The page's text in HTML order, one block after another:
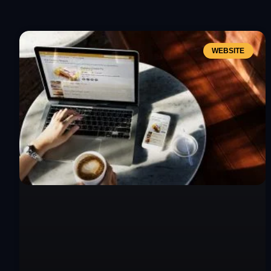
WEBSITE